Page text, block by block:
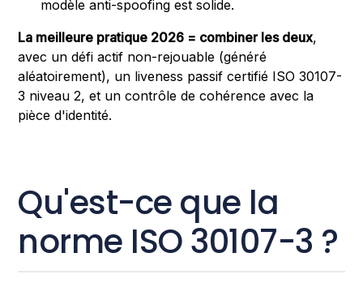
modèle anti-spoofing est solide.
La meilleure pratique 2026 = combiner les deux,
avec un défi actif non-rejouable (généré
aléatoirement), un liveness passif certifié ISO 30107-
3 niveau 2, et un contrôle de cohérence avec la
pièce d'identité.
Qu'est-ce que la
norme ISO 30107-3 ?